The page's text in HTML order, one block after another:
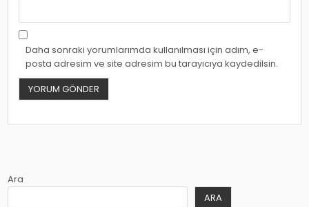
Daha sonraki yorumlarımda kullanılması için adım, e-
posta adresim ve site adresim bu tarayıcıya kaydedilsin.
Ara
ARA